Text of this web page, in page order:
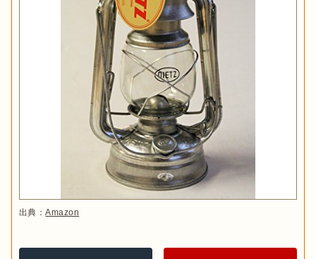
こともうれしいポイントです。
容量(約)：1L
性状：パラフィン系炭化水素
引火点：90℃
ハリケーンランタンとは、名前の通り悪天候時も使用できるラ
のことを指します。
炎はガラス部分のホヤで守られているため、防風性が高いこと
が魅力です。テーブルに置くことはもちろん、持ち手があるた
出典：Amazon